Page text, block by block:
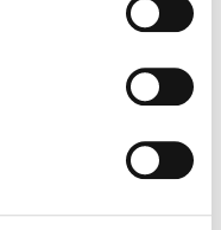
met gerecyclede